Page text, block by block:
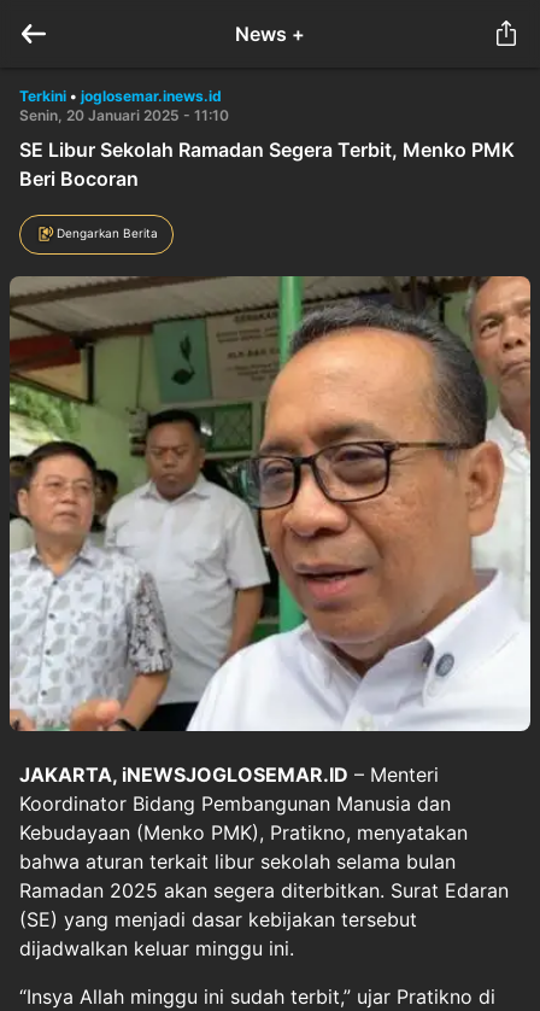
News +
Terkini • joglosemar.inews.id
Senin, 20 Januari 2025 - 11:10
SE Libur Sekolah Ramadan Segera Terbit, Menko PMK
Beri Bocoran
Dengarkan Berita
JAKARTA, iNEWSJOGLOSEMAR.ID – Menteri
Koordinator Bidang Pembangunan Manusia dan
Kebudayaan (Menko PMK), Pratikno, menyatakan
bahwa aturan terkait libur sekolah selama bulan
Ramadan 2025 akan segera diterbitkan. Surat Edaran
(SE) yang menjadi dasar kebijakan tersebut
dijadwalkan keluar minggu ini.
“Insya Allah minggu ini sudah terbit,” ujar Pratikno di